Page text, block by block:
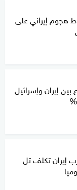
هجوم إيراني على
إيران وإسرائيل
إيران تكلف تل